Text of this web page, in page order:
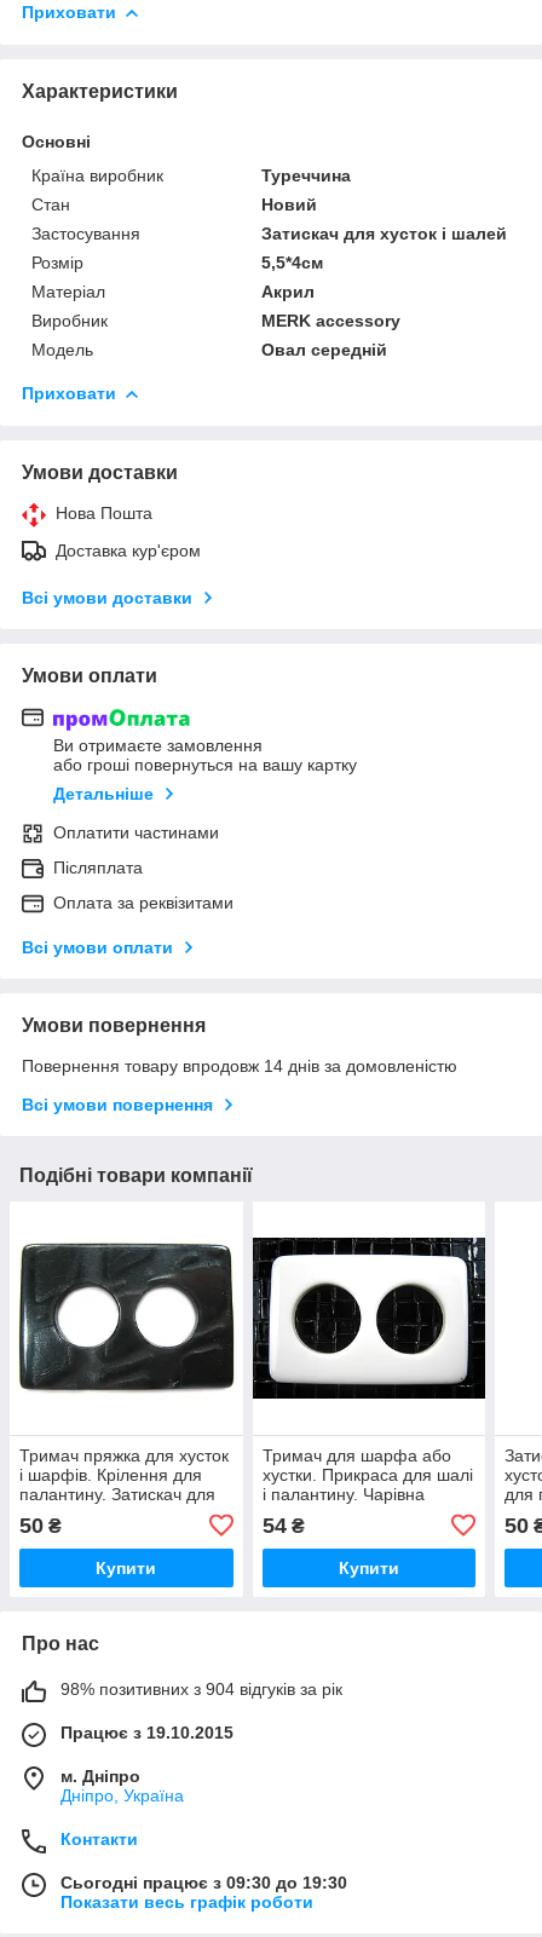
Приховати
Характеристики
Основні
Країна виробник
Туреччина
Стан
Новий
Застосування
Затискач для хусток і шалей
Розмір
5,5*4см
Матеріал
Акрил
Виробник
MERK accessory
Модель
Овал середній
Приховати
Умови доставки
Нова Пошта
Доставка кур'єром
Всі умови доставки
Умови оплати
Ви отримаєте замовлення
або гроші повернуться на вашу картку
Детальніше
Оплатити частинами
Післяплата
Оплата за реквізитами
Всі умови оплати
Умови повернення
Повернення товару впродовж 14 днів за домовленістю
Всі умови повернення
Подібні товари компанії
Тримач пряжка для хусток
і шарфів. Крілення для
палантину. Затискач для
50 ₴
Купити
Тримач для шарфа або
хустки. Прикраса для шалі
і палантину. Чарівна
шарфів
54₴
Купити
для
50
Про нас
98% позитивних з 904 відгуків за рік
Працює з 19.10.2015
м. Дніпро
Дніпро, Україна
Контакти
Сьогодні працює з 09:30 до 19:30
Показати весь графік роботи